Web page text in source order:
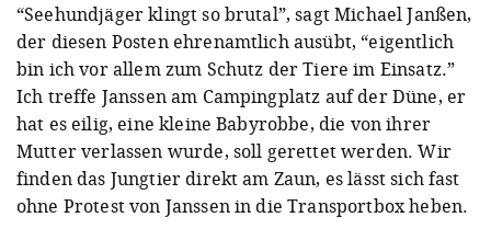
“Seehundjäger klingt so brutal”, sagt Michael Janßen,
der diesen Posten ehrenamtlich ausübt, “eigentlich
bin ich vor allem zum Schutz der Tiere im Einsatz.”
Ich treffe Janssen am Campingplatz auf der Düne, er
hat es eilig, eine kleine Babyrobbe, die von ihrer
Mutter verlassen wurde, soll gerettet werden. Wir
finden das Jungtier direkt am Zaun, es lässt sich fast
ohne Protest von Janssen in die Transportbox heben.